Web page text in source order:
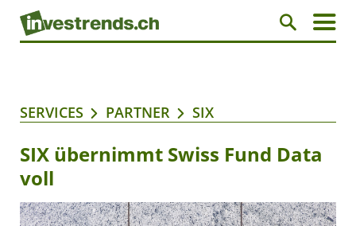
SERVICES PARTNER SIX
SIX übernimmt Swiss Fund Data
voll